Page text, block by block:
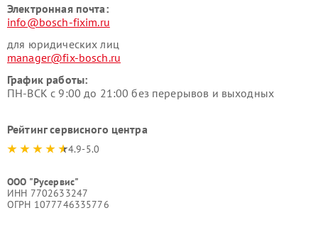
Электронная почта:
info@bosch-fixim.ru
для юридических лиц
manager@fix-bosch.ru
График работы:
ПН-ВСК с 9:00 до 21:00 без перерывов и выходных
Рейтинг сервисного центра
4.9-5.0
ООО "Русервис"
ИНН 7702633247
ОГРН 1077746335776